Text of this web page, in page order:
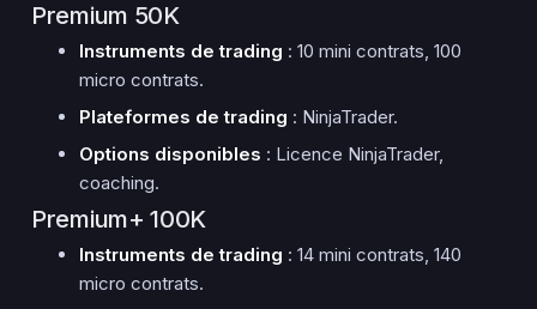
Premium 50K
Instruments de trading : 10 mini contrats, 100
micro contrats.
Plateformes de trading : NinjaTrader.
Options disponibles : Licence NinjaTrader,
coaching.
Premium+ 100K
Instruments de trading : 14 mini contrats, 140
micro contrats.